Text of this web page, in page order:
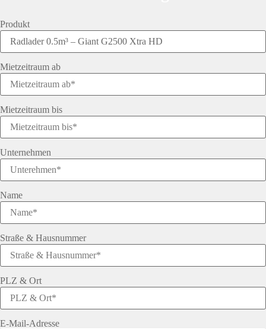
Produkt
Mietzeitraum ab
Mietzeitraum bis
Unternehmen
Name
Straße & Hausnummer
PLZ & Ort
E-Mail-Adresse